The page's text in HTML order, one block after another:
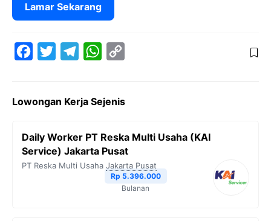
Lamar Sekarang
e
o
o
t
e
r
e
r
a
W
t
A
y
i
n
k
Lowongan Kerja Sejenis
Daily Worker PT Reska Multi Usaha (KAI
Service) Jakarta Pusat
PT Reska Multi Usaha Jakarta Pusat
Rp 5.396.000
Bulanan